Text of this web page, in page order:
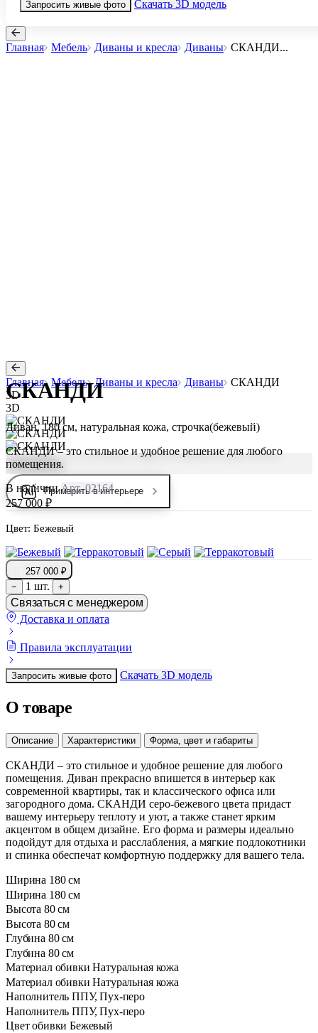
Запросить живые фото Скачать 3D модель
Главная Мебель Диваны и кресла Диваны СКАНДИ...
Главная Мебель Диваны и кресла Диваны СКАНДИ
3D
3D
Примерить в интерьере
СКАНДИ
Диван, 180 см, натуральная кожа, строчка(бежевый)
СКАНДИ – это стильное и удобное решение для любого
помещения.
В наличии Арт. 02164
257 000 ₽
Цвет: Бежевый
257 000 ₽
−
1 шт. +
Связаться с менеджером
Доставка и оплата
Правила эксплуатации
Запросить живые фото Скачать 3D модель
О товаре
Описание Характеристики Форма, цвет и габариты
СКАНДИ – это стильное и удобное решение для любого
помещения. Диван прекрасно впишется в интерьер как
современной квартиры, так и классического офиса или
загородного дома. СКАНДИ серо-бежевого цвета придаст
вашему интерьеру теплоту и уют, а также станет ярким
акцентом в общем дизайне. Его форма и размеры идеально
подойдут для отдыха и расслабления, а мягкие подлокотники
и спинка обеспечат комфортную поддержку для вашего тела.
Ширина 180 см
Ширина 180 см
Высота 80 см
Высота 80 см
Глубина 80 см
Глубина 80 см
Материал обивки Натуральная кожа
Материал обивки Натуральная кожа
Наполнитель ППУ, Пух-перо
Наполнитель ППУ, Пух-перо
Цвет обивки Бежевый